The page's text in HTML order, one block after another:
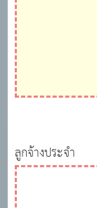
ลูกจ้างประจำ